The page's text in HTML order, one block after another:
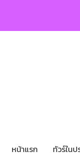
หน้าแรก ทัวร์ใน